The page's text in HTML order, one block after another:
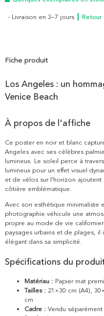
- Livraison en 3–7 jours ┃
Fiche produit
Los Angeles : un
Venice Beach
À propos de l'affiche
Ce poster en noir et blanc
Angeles avec ses célèbres
lumineux. Le soleil perce à
lumineux pour un effet visuel
et de vélos sur l'horizon ajoutent
côtière emblématique.
Avec son esthétique minimaliste
photographie véhicule une
propre au mode de vie
paysages urbains et de plages,
élégant dans sa simplicité.
Spécifications du
Matériau : Papier mat
Tailles : 21×30 cm (A4),
cm
Cadre : Vendu